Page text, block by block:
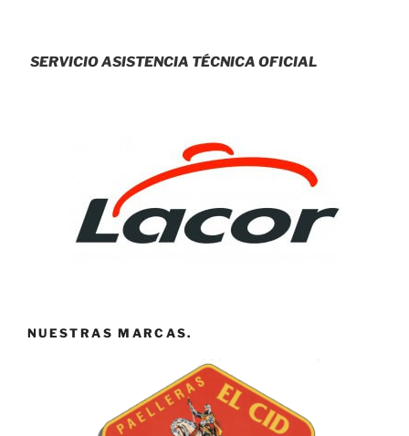
SERVICIO ASISTENCIA TÉCNICA OFICIAL
NUESTRAS MARCAS.